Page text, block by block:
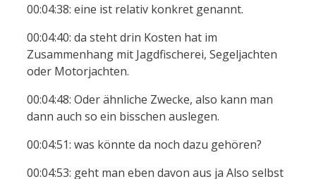
00:04:38: eine ist relativ konkret genannt.
00:04:40: da steht drin Kosten hat im
Zusammenhang mit Jagdfischerei, Segeljachten
oder Motorjachten.
00:04:48: Oder ähnliche Zwecke, also kann man
dann auch so ein bisschen auslegen.
00:04:51: was könnte da noch dazu gehören?
00:04:53: geht man eben davon aus ja Also selbst